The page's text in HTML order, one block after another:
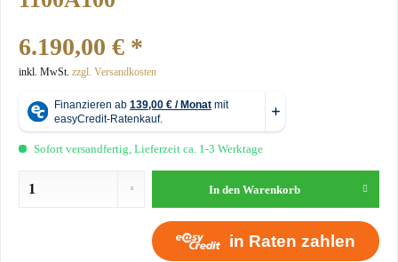
6.190,00 € *
inkl. MwSt. zzgl. Versandkosten
Sofort versandfertig, Lieferzeit ca. 1-3 Werktage
In den Warenkorb